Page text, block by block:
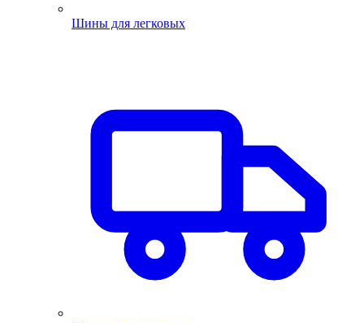
Шины для легковых